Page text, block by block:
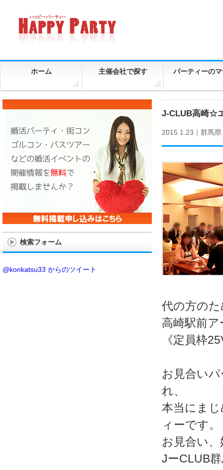
ホーム 主催会社で探す パーティーの
J-CLUB高崎☆
2015.1.23｜ 群馬県
代の方の
高崎駅前
《定員枠
お見合い
れ、
本当にま
ィーです。
お見合い
JーCLUB
検索フォーム
@konkatsu33 からのツイート